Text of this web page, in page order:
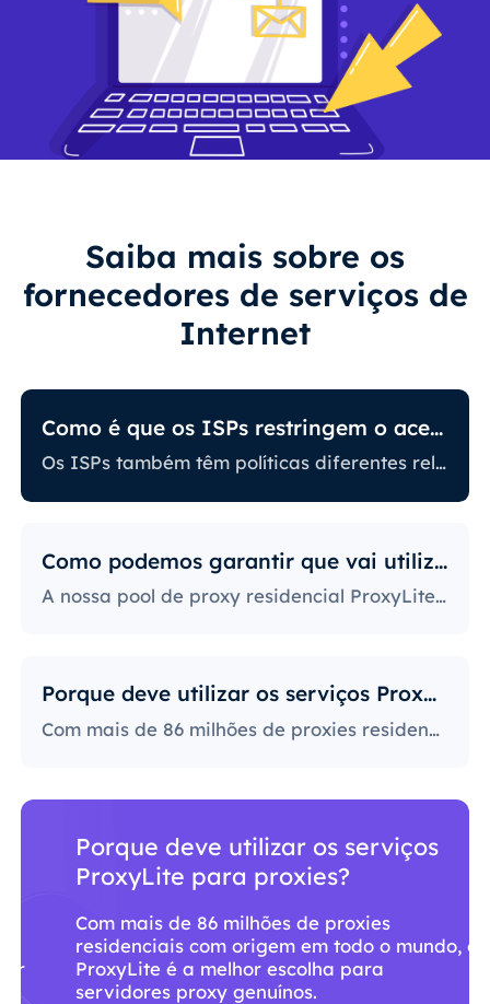
Saiba mais sobre os
fornecedores de serviços de
Internet
Como é que os ISPs restringem o acesso à Internet?
Os ISPs também têm políticas diferentes relacionadas com a restrição de determinadas atividades online. Alguns bloqueiam determinados sites, o que pode ser um grande problema para os utilizadores de proxy. Aqueles com as políticas mais rigorosas bloqueiam o acesso a plataformas de redes sociais, sites de notícias e muito mais. O bloqueio de portas específicas é também uma prática bastante popular, limitando severamente o acesso e a utilização da internet pelos utilizadores.
Como podemos garantir que vai utilizar IPs?
A nossa pool de proxy residencial ProxyLite oferece inúmeros proxies, para que os nossos clientes não tenham de se preocupar com períodos de inatividade e bloqueios de IP. Pode aceder aos dados necessários com servidores proxy nos locais que trabalham com este fornecedor.
Porque deve utilizar os serviços ProxyLite para proxies?
Com mais de 86 milhões de proxies residenciais com origem em todo o mundo, o ProxyLite é a melhor escolha para servidores proxy genuínos.
Porque deve utilizar os serviços
ProxyLite para proxies?
Com mais de 86 milhões de proxies
residenciais com origem em todo o mundo, o
ProxyLite é a melhor escolha para
servidores proxy genuínos.